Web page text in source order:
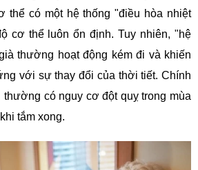
thể có một hệ thống "điều hòa nhiệt
cơ thể luôn ổn định. Tuy nhiên, "hệ
thường hoạt động kém đi và khiến
với sự thay đổi của thời tiết. Chính
có nguy cơ đột quỵ trong mùa
tắm xong.